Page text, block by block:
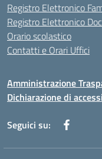
Registro Elettronico
Registro Elettronico
Orario scolastico
Contatti e Orari Uffici
Amministrazione
Dichiarazione di
Seguici su: